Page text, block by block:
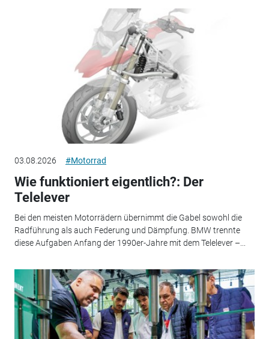
03.08.2026 #Motorrad
Wie funktioniert eigentlich?: Der
Telelever
Bei den meisten Motorrädern übernimmt die Gabel sowohl die
Radführung als auch Federung und Dämpfung. BMW trennte
diese Aufgaben Anfang der 1990er-Jahre mit dem Telelever –...